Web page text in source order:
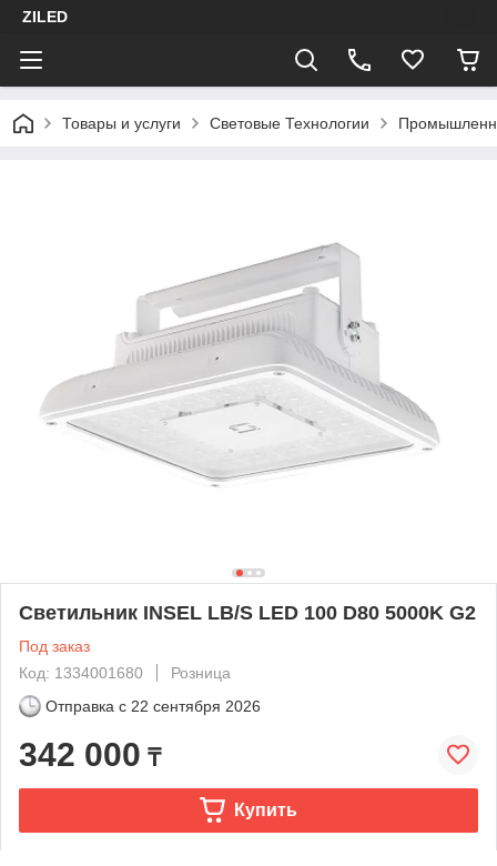
ZILED
Товары и услуги Световые Технологии
Светильник INSEL LB/S LED 100 D80 5000K G2
Под заказ
Код: 1334001680
Розница
Отправка с 22 сентября 2026
342 000 ₸
Купить